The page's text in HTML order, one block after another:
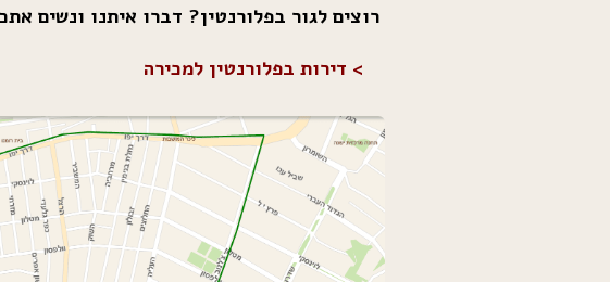
רוצים לגור בפלורנטין? דברו איתנו ונשים
> דירות בפלורנטין למכירה